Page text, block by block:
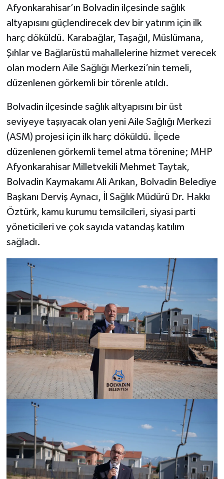
Afyonkarahisar’ın Bolvadin ilçesinde sağlık
altyapısını güçlendirecek dev bir yatırım için ilk
harç döküldü. Karabağlar, Taşağıl, Müslümana,
Şıhlar ve Bağlarüstü mahallelerine hizmet verecek
olan modern Aile Sağlığı Merkezi’nin temeli,
düzenlenen görkemli bir törenle atıldı.
Bolvadin ilçesinde sağlık altyapısını bir üst
seviyeye taşıyacak olan yeni Aile Sağlığı Merkezi
(ASM) projesi için ilk harç döküldü. İlçede
düzenlenen görkemli temel atma törenine; MHP
Afyonkarahisar Milletvekili Mehmet Taytak,
Bolvadin Kaymakamı Ali Arıkan, Bolvadin Belediye
Başkanı Derviş Aynacı, İl Sağlık Müdürü Dr. Hakkı
Öztürk, kamu kurumu temsilcileri, siyasi parti
yöneticileri ve çok sayıda vatandaş katılım
sağladı.